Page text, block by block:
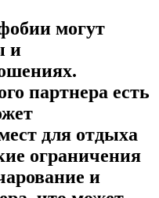
могут
и
партнера есть
для отдыха
ограничения
и